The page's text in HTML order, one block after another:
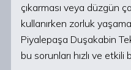
çıkarması veya düzgün
kullanırken zorluk
Piyalepaşa Duşakabin
bu sorunları hızlı ve